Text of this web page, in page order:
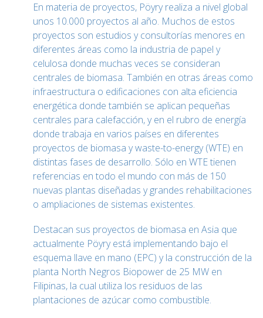
En materia de proyectos, Pöyry realiza a nivel global
unos 10.000 proyectos al año. Muchos de estos
proyectos son estudios y consultorías menores en
diferentes áreas como la industria de papel y
celulosa donde muchas veces se consideran
centrales de biomasa. También en otras áreas como
infraestructura o edificaciones con alta eficiencia
energética donde también se aplican pequeñas
centrales para calefacción, y en el rubro de energía
donde trabaja en varios países en diferentes
proyectos de biomasa y waste-to-energy (WTE) en
distintas fases de desarrollo. Sólo en WTE tienen
referencias en todo el mundo con más de 150
nuevas plantas diseñadas y grandes rehabilitaciones
o ampliaciones de sistemas existentes.
Destacan sus proyectos de biomasa en Asia que
actualmente Pöyry está implementando bajo el
esquema llave en mano (EPC) y la construcción de la
planta North Negros Biopower de 25 MW en
Filipinas, la cual utiliza los residuos de las
plantaciones de azúcar como combustible.